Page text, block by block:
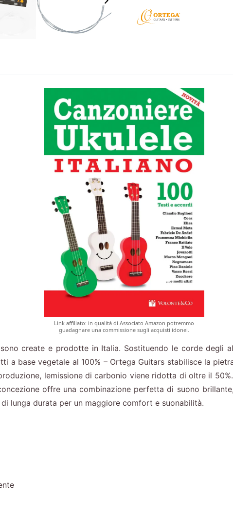
Link affiliato: in qualità di Associato Amazon potremmo
guadagnare una commissione sugli acquisti idonei.
create e prodotte in Italia. Sostituendo le corde degli
a base vegetale al 100% – Ortega Guitars stabilisce la
lemissione di carbonio viene ridotta di oltre il
offre una combinazione perfetta di suono
lunga durata per un maggiore comfort e suonabilità.